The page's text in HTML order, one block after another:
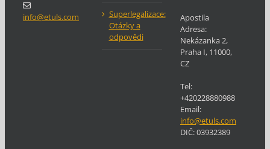
info@etuls.com
Superlegalizace:
Otázky a
odpovědi
Apostila
Adresa:
Nekázanka 2,
Praha I, 11000,
CZ
Tel:
+420228880988
Email:
info@etuls.com
DIČ:03932389